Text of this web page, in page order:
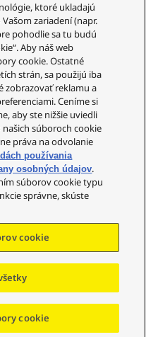
Marketing Europe
ktoré ukladajú
zariadení (napr.
pohodlie sa tu budú
Aby náš web
cookie. Ostatné
strán, sa použijú iba
zobrazovať reklamu a
Ceníme si
aby ste nižšie uviedli
súboroch cookie
práva na odvolanie
používania
osobných údajov.
súborov cookie typu
správne, skúste
cookie
cookie